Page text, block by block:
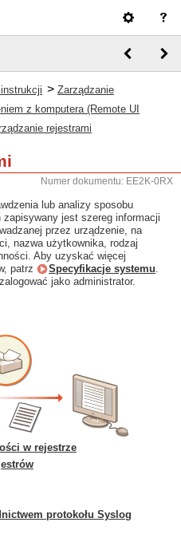
> Zarządzanie
z komputera (Remote UI
rejestrami
Numer dokumentu: EE2K-0RX
lub analizy sposobu
jest szereg informacji
przez urządzenie, na
nazwa użytkownika, rodzaj
Aby uzyskać więcej
patrz
Specyfikacje systemu.
jako administrator.
w rejestrze
protokołu Syslog